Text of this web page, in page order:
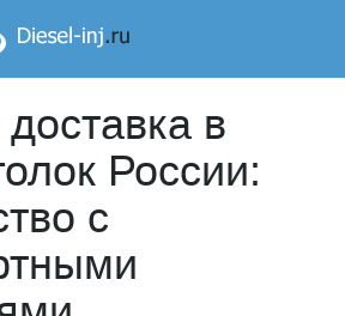
в
России:
с